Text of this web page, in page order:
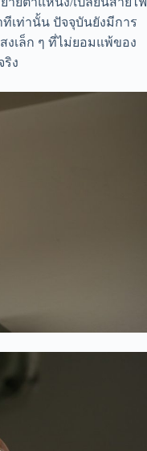
ทีเท่านั้น ปัจจุบันยังมีการ
เล็ก ๆ ที่ไม่ยอมแพ้ของ
ง